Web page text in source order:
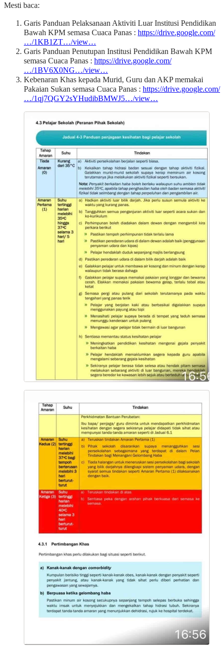
Mesti baca:
Garis Panduan Pelaksanaan Aktiviti Luar Institusi Pendidikan
Bawah KPM semasa Cuaca Panas : https://drive.google.com/
…/1KB1ZT…/view…
Garis Panduan Penutupan Institusi Pendidikan Bawah KPM
semasa Cuaca Panas : https://drive.google.com/
…/1BV6X0NG…/view…
Kebenaran Khas kepada Murid, Guru dan AKP memakai
Pakaian Sukan semasa Cuaca Panas : https://drive.google.com/
…/1qj7QGY2sYHudibBMWJ5…/view…